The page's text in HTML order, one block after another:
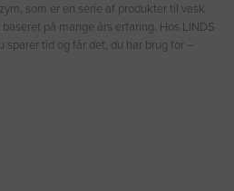
som er en serie af produkter til vask
på mange års erfaring. Hos LINDS
sparer tid og får det, du har brug for –